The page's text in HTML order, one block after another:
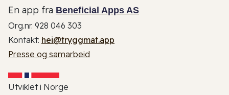
En app fra Beneficial Apps AS
Org.nr. 928 046 303
Kontakt: hei@tryggmat.app
Presse og samarbeid
Utviklet i Norge